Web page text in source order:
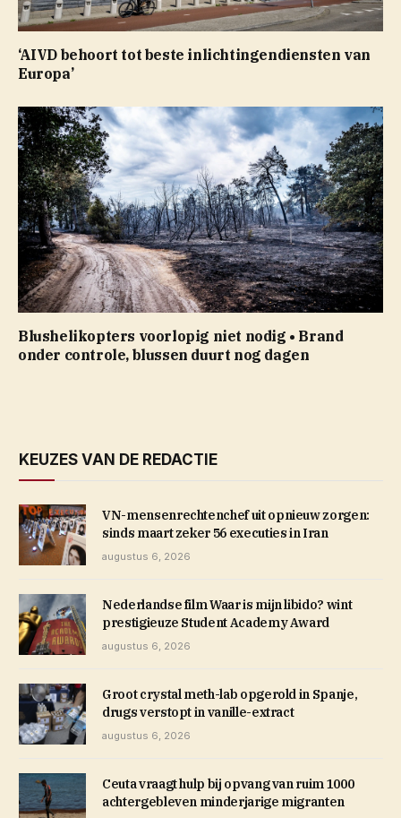
‘AIVD behoort tot beste inlichtingendiensten van
Europa’
Blushelikopters voorlopig niet nodig • Brand
onder controle, blussen duurt nog dagen
KEUZES VAN DE REDACTIE
VN-mensenrechtenchef uit opnieuw zorgen:
sinds maart zeker 56 executies in Iran
augustus 6, 2026
Nederlandse film Waar is mijn libido? wint
prestigieuze Student Academy Award
augustus 6, 2026
Groot crystal meth-lab opgerold in Spanje,
drugs verstopt in vanille-extract
augustus 6, 2026
Ceuta vraagt hulp bij opvang van ruim 1000
achtergebleven minderjarige migranten